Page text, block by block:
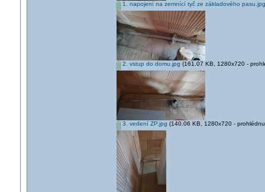
1. napojení na zemnící tyč ze základového pasu.jpg
2. vstup do domu.jpg (161.07 KB, 1280x720 -
3. vedení ZP.jpg (140.06 KB, 1280x720 -